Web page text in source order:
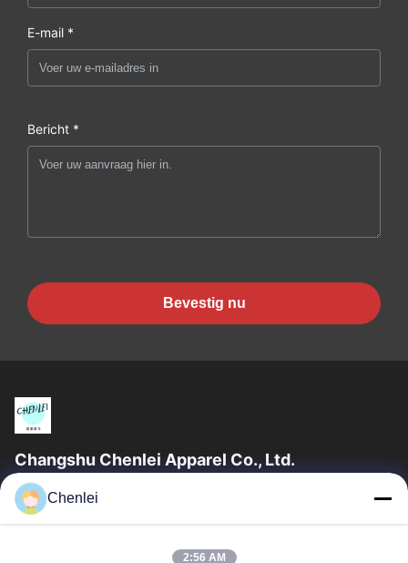
E-mail *
Bericht *
Bevestig nu
Changshu Chenlei Apparel Co., Ltd.
CHANGSHU CHENLEI APPAREL CO., LTD Onze fabriek werd
opgericht in 2011, gelegen in Suzhou City, Jiangsu Province,
Chenlei
2:56 AM